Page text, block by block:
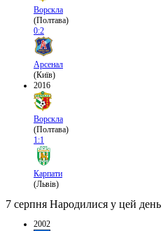
Ворскла
(Полтава)
0:2
Арсенал
(Київ)
2016
Ворскла
(Полтава)
1:1
Карпати
(Львів)
7 серпня Народилися у цей день
2002